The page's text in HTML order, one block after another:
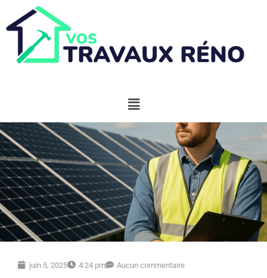
juin 5, 2025 4:24 pm Aucun commentaire